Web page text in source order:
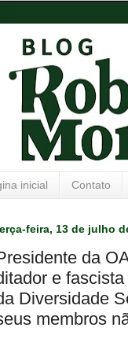
inicial Contato
feira, 13 de julho
da
e
Diversidade
membros